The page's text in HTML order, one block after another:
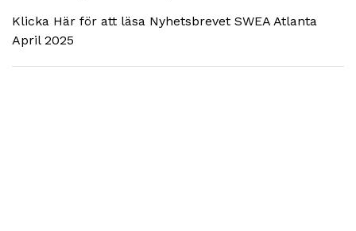
Klicka Här för att läsa Nyhetsbrevet SWEA Atlanta
April 2025